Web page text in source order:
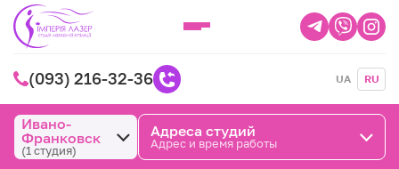
(093) 216-32-36 UA RU
Ивано-
Франковск
(1 студия)
Адреса студий
Адрес и время работы